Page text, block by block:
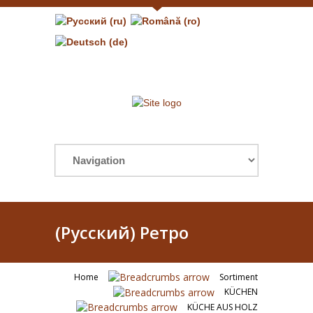
(Русский) Ретро
Home
Sortiment
KÜCHEN
KÜCHE AUS HOLZ